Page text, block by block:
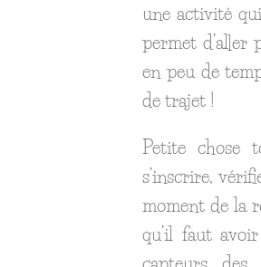
une activité
permet d’aller
en peu de
de trajet !
Petite chose
s’inscrire,
moment de la
qu’il faut